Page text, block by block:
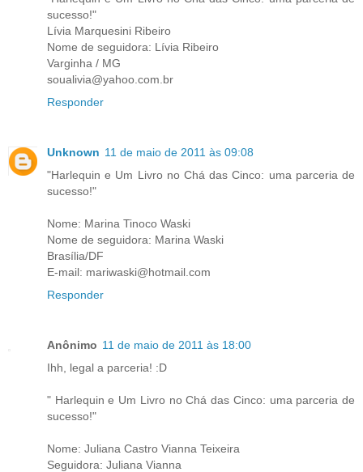
sucesso!"
Lívia Marquesini Ribeiro
Nome de seguidora: Lívia Ribeiro
Varginha / MG
soualivia@yahoo.com.br
Responder
Unknown 11 de maio de 2011 às 09:08
"Harlequin e Um Livro no Chá das Cinco: uma parceria de
sucesso!"
Nome: Marina Tinoco Waski
Nome de seguidora: Marina Waski
Brasília/DF
E-mail: mariwaski@hotmail.com
Responder
Anônimo 11 de maio de 2011 às 18:00
Ihh, legal a parceria! :D
" Harlequin e Um Livro no Chá das Cinco: uma parceria de
sucesso!"
Nome: Juliana Castro Vianna Teixeira
Seguidora: Juliana Vianna